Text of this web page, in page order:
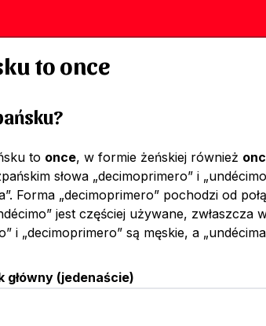
toonce
to once, w formie żeńskiej również
słowa „decimoprimero” i
Forma „decimoprimero” pochodzi od
jest częściej używane,
i „decimoprimero” są męskie, a
główny (jedenaście)